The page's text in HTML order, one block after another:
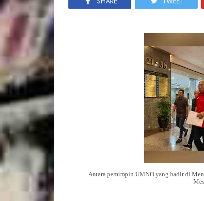
Antara pemimpin UMNO yang hadir di